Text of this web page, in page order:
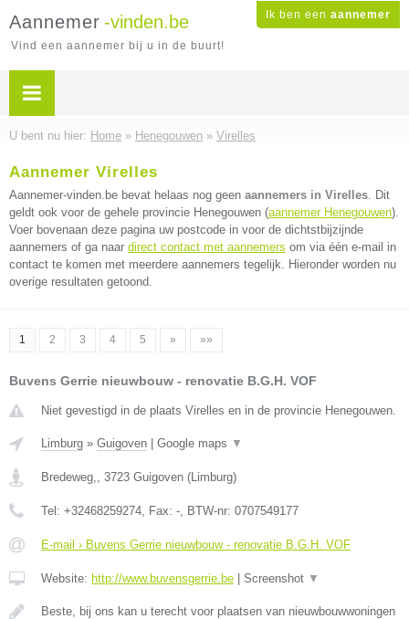
Ik ben een aannemer
Aannemer -vinden.be
Vind een aannemer bij u in de buurt!
U bent nu hier: Home » Henegouwen » Virelles
Aannemer Virelles
Aannemer-vinden.be bevat helaas nog geen aannemers in Virelles. Dit
geldt ook voor de gehele provincie Henegouwen (aannemer Henegouwen).
Voer bovenaan deze pagina uw postcode in voor de dichtstbijzijnde
aannemers of ga naar direct contact met aannemers om via één e-mail in
contact te komen met meerdere aannemers tegelijk. Hieronder worden nu
overige resultaten getoond.
1 2 3 4 5 » »»
Buvens Gerrie nieuwbouw - renovatie B.G.H. VOF
Niet gevestigd in de plaats Virelles en in de provincie Henegouwen.
Limburg » Guigoven Google maps ▼
Bredeweg,, 3723 Guigoven (Limburg)
Tel: +32468259274, Fax: -, BTW-nr: 0707549177
E-mail › Buvens Gerrie nieuwbouw - renovatie B.G.H. VOF
Website: http://www.buvensgerrie.be Screenshot ▼
Beste, bij ons kan u terecht voor plaatsen van nieuwbouwwoningen